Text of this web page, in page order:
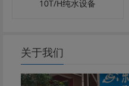
10T/H纯水设备
关于我们